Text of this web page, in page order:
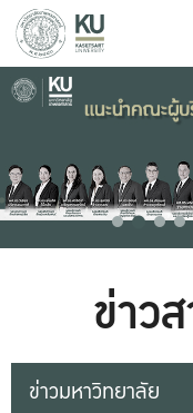
ข่าว
ข่าวมหาวิทยาลัย